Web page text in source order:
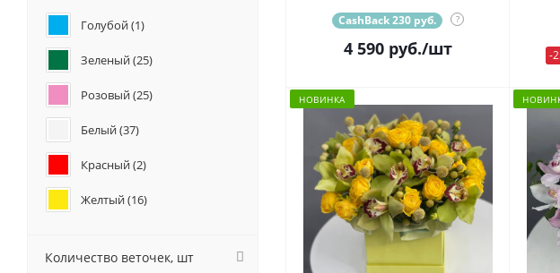
CashBack 230 руб. ?
4 590 руб./шт -
НОВИНКА
Геогрины (1)
Гипсофилы (
Маттиола (4)
Голубой (1)
Зеленый (25)
Розовый (25)
Белый (37)
Красный (2)
Желтый (16)
Количество веточек, шт